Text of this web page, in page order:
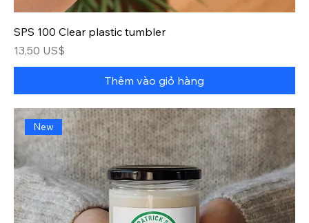
SPS 100 Clear plastic tumbler
Giá
13,50 US$
Thêm vào giỏ hàng
New